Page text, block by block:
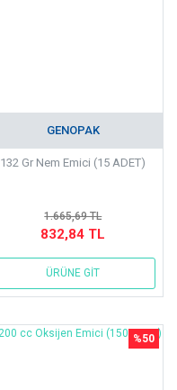
GENOPAK
132 Gr Nem Emici (15 ADET)
1.665,69 TL
832,84 TL
ÜRÜNE GİT
%50